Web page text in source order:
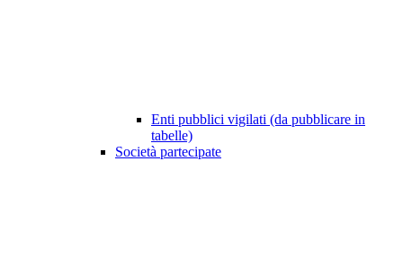
Enti pubblici vigilati (da pubblicare in
tabelle)
Società partecipate